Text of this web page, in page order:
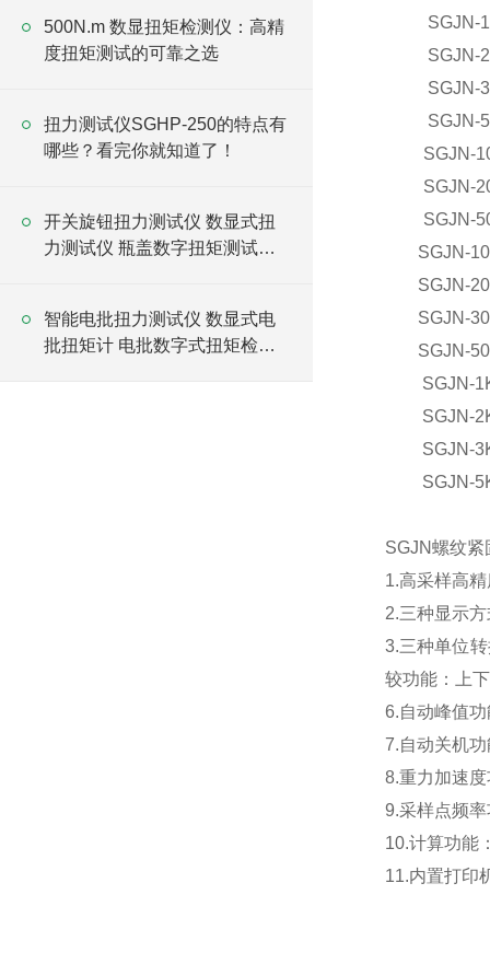
500N.m 数显扭矩检测仪：高精
度扭矩测试的可靠之选
扭力测试仪SGHP-250的特点有
哪些？看完你就知道了！
开关旋钮扭力测试仪 数显式扭
力测试仪 瓶盖数字扭矩测试仪
智能电批扭力测试仪 数显式电
批扭矩计 电批数字式扭矩检测
SGJN-1
SGJN-2
SGJN-3
SGJN-5
SGJN-
SGJN-
SGJN-
SGJN-
SGJN-
SGJN-
SGJN-
SGJN-
SGJN-
SGJN-
SGJN-
SGJN螺纹紧
1.高采样高
2.三种显示
3.三种单位
较功能：上
6.自动峰值
7.自动关机
8.重力加速
9.采样点频
10.计算功能
11.内置打印